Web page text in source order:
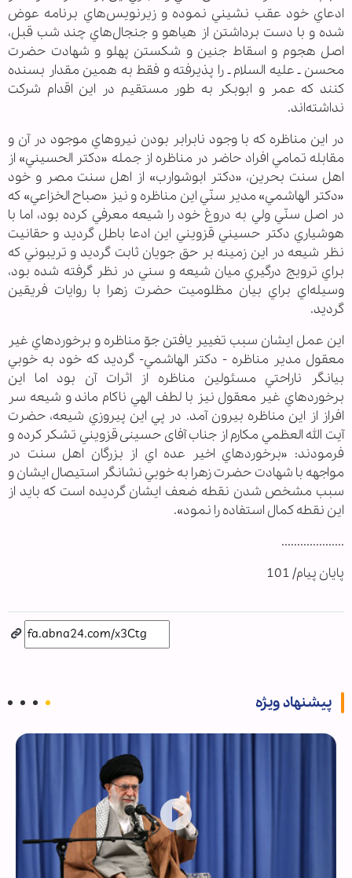
ادعاي خود عقب نشيني نموده و زيرنويس‌هاي برنامه عوض
شده و با دست برداشتن از هياهو‌ و جنجال‌هاي چند شب قبل،
اصل هجوم و اسقاط جنين و شکستن پهلو و شهادت حضرت
محسن ـ عليه السلام‌ ـ را پذيرفته و فقط به همين مقدار بسنده
کنند که عمر و ابوبکر به طور مستقيم در اين اقدام شرکت
نداشته‌‌اند.
در اين مناظره که با وجود نابرابر بودن نيروهاي موجود در آن و
مقابله تمامي افراد حاضر در مناظره از جمله «دکتر الحسيني» از
اهل سنت بحرين، «دکتر ابوشوارب» از اهل سنت مصر و خود
«دکتر الهاشمي» مدير سنّي اين مناظره و نيز «صباح الخزاعي» که
در اصل سنّي ولي به دروغ خود را شيعه معرفي کرده بود، اما با
هوشياري دکتر حسيني قزويني اين ادعا باطل گرديد و حقانيت
نظر شيعه در اين زمينه بر حق جويان ثابت گرديد و تريبوني که
براي ترويج درگيري ميان شيعه و سني در نظر گرفته شده بود،
وسيله‌اي براي بيان مظلوميت حضرت زهرا با روايات فريقين
گرديد.
اين عمل ايشان سبب تغيير يافتن جوّ مناظره و برخوردهاي غير
معقول مدير مناظره - دکتر الهاشمي- گرديد که خود به خوبي
بيانگر ناراحتي مسئولين مناظره از اثرات آن بود اما اين
برخوردهاي غير معقول نيز با لطف الهي ناکام ماند و شيعه سر
افراز از اين مناظره بيرون آمد. در پي اين پيروزي شيعه، حضرت
آيت الله العظمي مکارم از جناب آفای حسینی قزويني تشکر کرده و
فرمودند: «برخوردهاي اخير عده اي از بزرگان اهل سنت در
مواجهه با شهادت حضرت زهرا به خوبي نشانگر استيصال ايشان و
سبب مشخص شدن نقطه ضعف ايشان گرديده است که بايد از
اين نقطه کمال استفاده را نمود».
....................
پایان پيام/ 101
پیشنهاد ویژه